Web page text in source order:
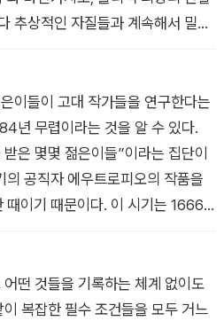
확인할 수 있다. ‘문명화라는 사
의 비전이자 변명이었다. 유럽의 강
단순히 자기들 것으로 삼는 데 그
이라는 틀을 이용해 완전히 재구성
뒤에 자리 잡은 거짓을 폭로하
우리가 어떻게 해서 이런 관념들이
는가를 이해해보려 한다. 우리가
사실은 어떤 의미이고, 또 그런 용
무엇인지 알게 될 것이다.
추상적인 자질들과 계속해서 밀접
장 중요한 영국의 민속학자였던
인의 하얀 피부, 그리고 더 훌륭한
지닌 사람들이 아직 겪지 못한 문명
믿었다. 앙리 드 생-시몽은 문명이
다 덜 긍정적인 견해를 품고 있었
럽 백인과 같이 높은 지능에 이를
노예 제도를 다시금 제도화한 행동
더릭 파라도 여기에 동조했다. 파라
of Races)’이라는 강의에서 전
누었다. 야만인 집단, 반쯤 문명화
. 그는 자신이 야만인이라 여기는
이들이 고대 작가들을 연구한다는
년 무렵이라는 것을 알 수 있다.
은 몇몇 젊은이들”이라는 집단이
공직자 에우트로피오의 작품을
때이기 때문이다. 이 시기는 1666
서 런던이 마치 제국의 정신을 품은
으며, 프랜시스 베이컨의 표현처
식이 확고하게 자리 잡고 있었다.
이스 메이드웰은 이 책의 서문에서
어떤 것들을 기록하는 체계 없이도
복잡한 필수 조건들을 모두 거느